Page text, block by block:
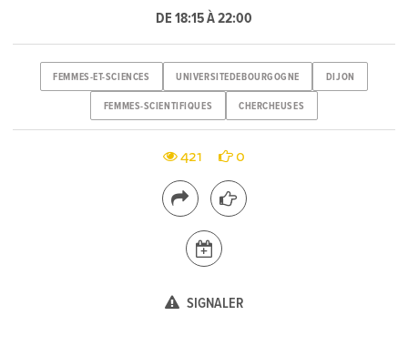
DE 18:15 À 22:00
FEMMES-ET-SCIENCES UNIVERSITEDEBOURGOGNE DIJON
FEMMES-SCIENTIFIQUES CHERCHEUSES
421 0
SIGNALER